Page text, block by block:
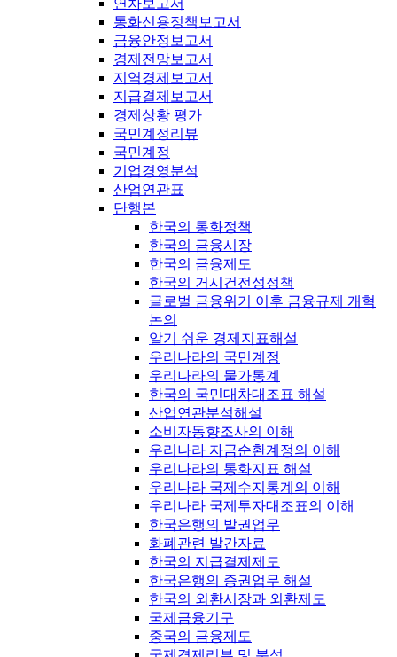
연차보고서
통화신용정책보고서
금융안정보고서
경제전망보고서
지역경제보고서
지급결제보고서
경제상황 평가
국민계정리뷰
국민계정
기업경영분석
산업연관표
단행본
한국의 통화정책
한국의 금융시장
한국의 금융제도
한국의 거시건전성정책
글로벌 금융위기 이후 금융규제 개혁
논의
알기 쉬운 경제지표해설
우리나라의 국민계정
우리나라의 물가통계
한국의 국민대차대조표 해설
산업연관분석해설
소비자동향조사의 이해
우리나라 자금순환계정의 이해
우리나라의 통화지표 해설
우리나라 국제수지통계의 이해
우리나라 국제투자대조표의 이해
한국은행의 발권업무
화폐관련 발간자료
한국의 지급결제제도
한국은행의 증권업무 해설
한국의 외환시장과 외환제도
국제금융기구
중국의 금융제도